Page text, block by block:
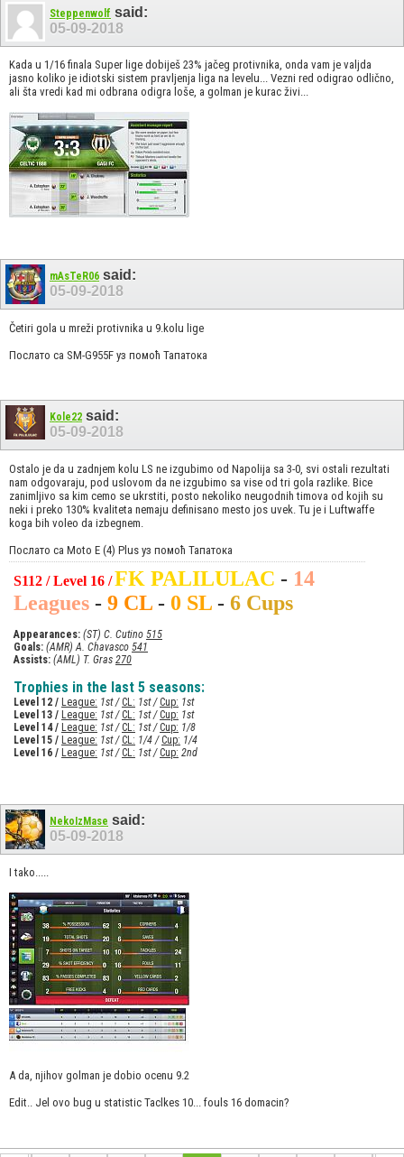
Steppenwolf said:
05-09-2018
Kada u 1/16 finala Super lige dobiješ 23% jačeg protivnika, onda vam je valjda
jasno koliko je idiotski sistem pravljenja liga na levelu... Vezni red odigrao odlično,
ali šta vredi kad mi odbrana odigra loše, a golman je kurac živi...
mAsTeR06 said:
05-09-2018
Četiri gola u mreži protivnika u 9.kolu lige
Послато са SM-G955F уз помоћ Тапатока
Kole22 said:
05-09-2018
Ostalo je da u zadnjem kolu LS ne izgubimo od Napolija sa 3-0, svi ostali rezultati
nam odgovaraju, pod uslovom da ne izgubimo sa vise od tri gola razlike. Bice
zanimljivo sa kim cemo se ukrstiti, posto nekoliko neugodnih timova od kojih su
neki i preko 130% kvaliteta nemaju definisano mesto jos uvek. Tu je i Luftwaffe
koga bih voleo da izbegnem.
Послато са Moto E (4) Plus уз помоћ Тапатока
S112 / Level 16 /FK PALILULAC - 14
Leagues - 9 CL - 0 SL - 6 Cups
Appearances: (ST) C. Cutino 515
Goals: (AMR) A. Chavasco 541
Assists: (AML) T. Gras 270
Trophies in the last 5 seasons:
Level 12 / League: 1st / CL: 1st / Cup: 1st
Level 13 / League: 1st / CL: 1st / Cup: 1st
Level 14 / League: 1st / CL: 1st / Cup: 1/8
Level 15 / League: 1st / CL: 1/4 / Cup: 1/4
Level 16 / League: 1st / CL: 1st / Cup: 2nd
NekoIzMase said:
05-09-2018
I tako.....
A da, njihov golman je dobio ocenu 9.2
Edit.. Jel ovo bug u statistic Taclkes 10... fouls 16 domacin?